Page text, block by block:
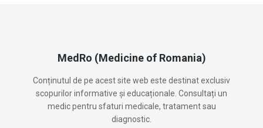
MedRo (Medicine of Romania)
Conținutul de pe acest site web este destinat exclusiv
scopurilor informative și educaționale. Consultați un
medic pentru sfaturi medicale, tratament sau
diagnostic.